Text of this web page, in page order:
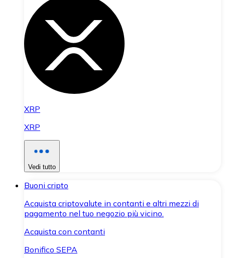
XRP
XRP
Vedi tutto
Buoni cripto
Acquista criptovalute in contanti e altri mezzi di
pagamento nel tuo negozio più vicino.
Acquista con contanti
Bonifico SEPA